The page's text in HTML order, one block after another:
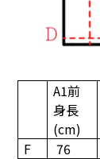
A1前
身長
(cm)
F
76